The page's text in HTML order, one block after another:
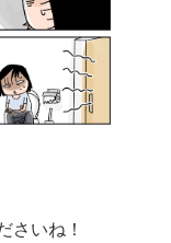
さいね！